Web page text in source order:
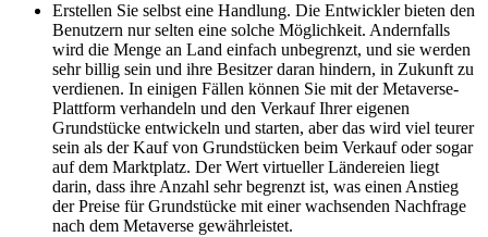
Erstellen Sie selbst eine Handlung. Die Entwickler bieten den
Benutzern nur selten eine solche Möglichkeit. Andernfalls
wird die Menge an Land einfach unbegrenzt, und sie werden
sehr billig sein und ihre Besitzer daran hindern, in Zukunft zu
verdienen. In einigen Fällen können Sie mit der Metaverse-
Plattform verhandeln und den Verkauf Ihrer eigenen
Grundstücke entwickeln und starten, aber das wird viel teurer
sein als der Kauf von Grundstücken beim Verkauf oder sogar
auf dem Marktplatz. Der Wert virtueller Ländereien liegt
darin, dass ihre Anzahl sehr begrenzt ist, was einen Anstieg
der Preise für Grundstücke mit einer wachsenden Nachfrage
nach dem Metaverse gewährleistet.